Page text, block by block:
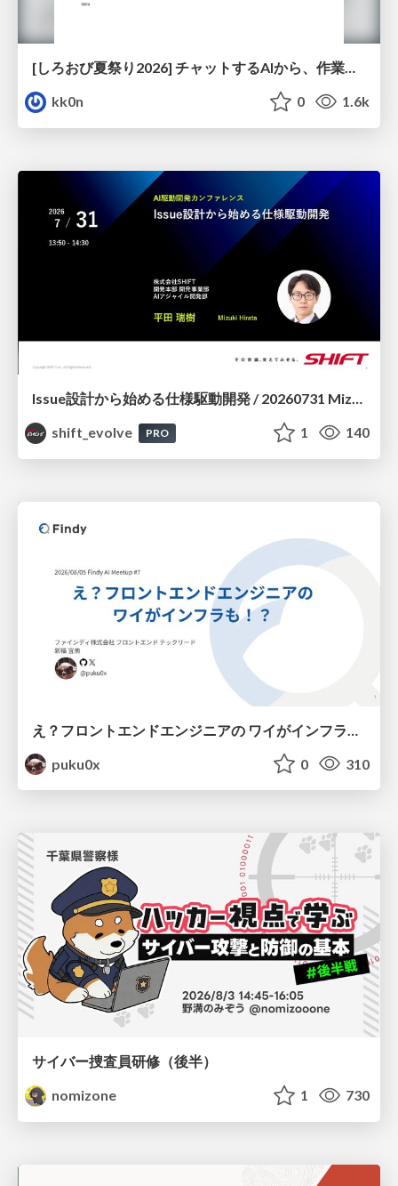
kk0n
0 1.6k
Issue設計から始める仕様駆動開発 / 20260731 Mizuki Hirata
shift_evolve
PRO 1 140
puku0x
0 310
サイバー捜査員研修（後半）
nomizone
1 730